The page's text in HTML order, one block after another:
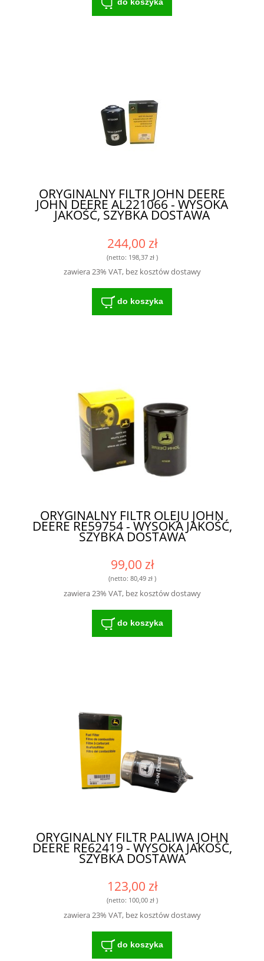
do koszyka
ORYGINALNY FILTR JOHN DEERE
JOHN DEERE AL221066 - WYSOKA
JAKOŚĆ, SZYBKA DOSTAWA
244,00 zł
(netto: 198,37 zł)
zawiera 23% VAT, bez kosztów dostawy
do koszyka
ORYGINALNY FILTR OLEJU JOHN
DEERE RE59754 - WYSOKA JAKOŚĆ,
SZYBKA DOSTAWA
99,00 zł
(netto: 80,49 zł)
zawiera 23% VAT, bez kosztów dostawy
do koszyka
ORYGINALNY FILTR PALIWA JOHN
DEERE RE62419 - WYSOKA JAKOŚĆ,
SZYBKA DOSTAWA
123,00 zł
(netto: 100,00 zł)
zawiera 23% VAT, bez kosztów dostawy
do koszyka